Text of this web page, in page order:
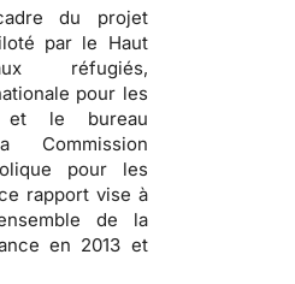
du projet
par le Haut
réfugiés,
pour les
et le bureau
pour les
rapport vise à
de la
en 2013 et